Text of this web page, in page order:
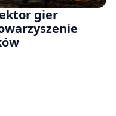
gier